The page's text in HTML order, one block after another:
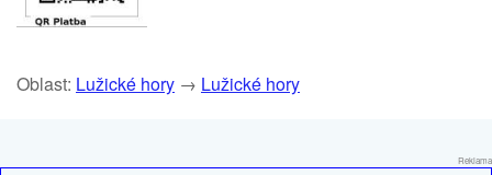
Oblast: Lužické hory → Lužické hory
Reklama